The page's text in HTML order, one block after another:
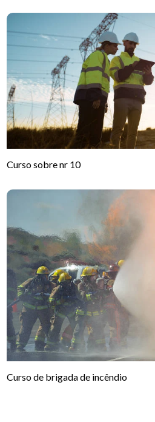
Curso sobre nr 10
Curso de brigada de incêndio